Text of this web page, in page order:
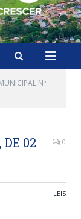
Nº
02
0
LEIS